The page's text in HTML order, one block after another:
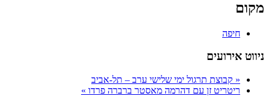
מקום
חיפה
ניווט אירועים
« קבוצת תרגול ימי שלישי ערב – תל-אביב
ריטריט זן עם דהרמה מאסטר ברברה פרדו »